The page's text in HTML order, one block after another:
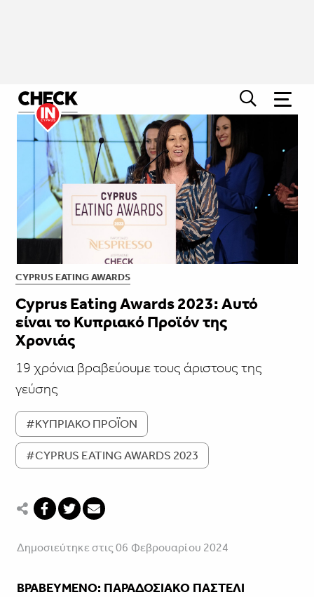
CYPRUS EATING AWARDS
Cyprus Eating Awards 2023: Αυτό
είναι το Κυπριακό Προϊόν της
Χρονιάς
19 χρόνια βραβεύουμε τους άριστους της
γεύσης
#ΚΥΠΡΙΑΚΟ ΠΡΟΪΟΝ
#CYPRUS EATING AWARDS 2023
Δημοσιεύτηκε στις 06 Φεβρουαρίου 2024
ΒΡΑΒΕΥΜΕΝΟ: ΠΑΡΑΔΟΣΙΑΚΟ ΠΑΣΤΕΛΙ